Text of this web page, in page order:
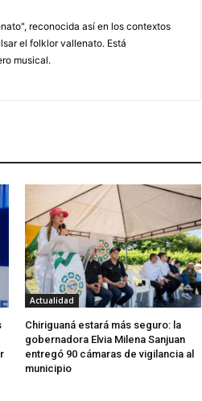
reconocida así en los contextos
el folklor vallenato. Está
musical.
Actualidad
Chiriguaná estará más seguro: la
gobernadora Elvia Milena Sanjuan
entregó 90 cámaras de vigilancia al
municipio